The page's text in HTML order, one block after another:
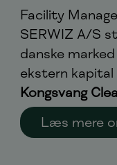
Facility
SERWIZ A/S
danske
ekstern
Kongsvang
Læs mere